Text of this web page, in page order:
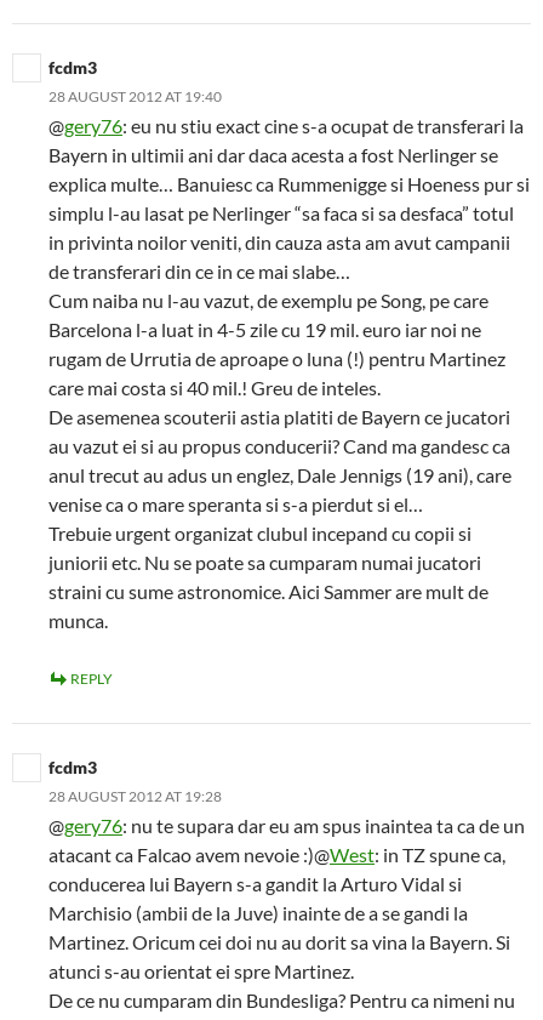
fcdm3
28 AUGUST 2012 AT 19:40
@gery76: eu nu stiu exact cine s-a ocupat de transferari la
Bayern in ultimii ani dar daca acesta a fost Nerlinger se
explica multe… Banuiesc ca Rummenigge si Hoeness pur si
simplu l-au lasat pe Nerlinger “sa faca si sa desfaca” totul
in privinta noilor veniti, din cauza asta am avut campanii
de transferari din ce in ce mai slabe…
Cum naiba nu l-au vazut, de exemplu pe Song, pe care
Barcelona l-a luat in 4-5 zile cu 19 mil. euro iar noi ne
rugam de Urrutia de aproape o luna (!) pentru Martinez
care mai costa si 40 mil.! Greu de inteles.
De asemenea scouterii astia platiti de Bayern ce jucatori
au vazut ei si au propus conducerii? Cand ma gandesc ca
anul trecut au adus un englez, Dale Jennigs (19 ani), care
venise ca o mare speranta si s-a pierdut si el…
Trebuie urgent organizat clubul incepand cu copii si
juniorii etc. Nu se poate sa cumparam numai jucatori
straini cu sume astronomice. Aici Sammer are mult de
munca.
REPLY
fcdm3
28 AUGUST 2012 AT 19:28
@gery76: nu te supara dar eu am spus inaintea ta ca de un
atacant ca Falcao avem nevoie :)@West: in TZ spune ca,
conducerea lui Bayern s-a gandit la Arturo Vidal si
Marchisio (ambii de la Juve) inainte de a se gandi la
Martinez. Oricum cei doi nu au dorit sa vina la Bayern. Si
atunci s-au orientat ei spre Martinez.
De ce nu cumparam din Bundesliga? Pentru ca nimeni nu